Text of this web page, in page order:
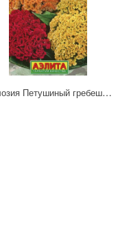
Целозия Петушиный гребешок (А)